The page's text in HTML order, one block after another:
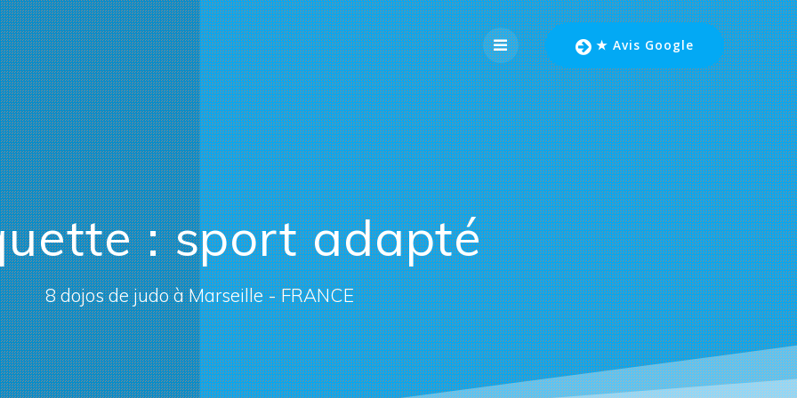
★ Avis Google
:sport adapté
8 dojos de judo à Marseille - FRANCE